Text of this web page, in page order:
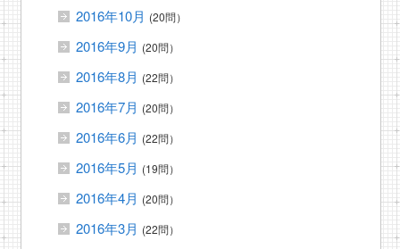
2016年10月 (20問）
2016年9月 (20問）
2016年8月 (22問）
2016年7月 (20問）
2016年6月 (22問）
2016年5月 (19問）
2016年4月 (20問）
2016年3月 (22問）